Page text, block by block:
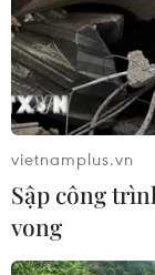
vietnamplus.vn
Sập công
vong